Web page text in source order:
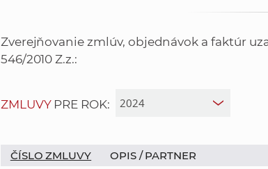
Zverejňovanie zmlúv, objednávok a faktúr
546/2010 Z.z.:
ZMLUVYPRE ROK:
ČÍSLO ZMLUVY OPIS /PARTNER